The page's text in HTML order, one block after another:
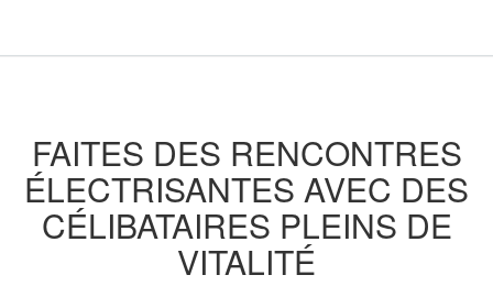
FAITES DES RENCONTRES
ÉLECTRISANTES AVEC DES
CÉLIBATAIRES PLEINS DE
VITALITÉ